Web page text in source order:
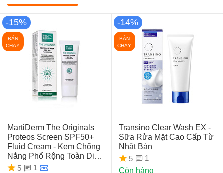
-15%
BÁN
CHẠY
MartiDerm The Originals
Proteos Screen SPF50+
Fluid Cream - Kem Chống
Nắng Phổ Rộng Toàn Diện
Ngừa Lão Hóa, Nám Da
5
1
-14%
BÁN
CHẠY
Transino Clear Wash EX -
Sữa Rửa Mặt Cao Cấp Từ
Nhật Bản
5
1
Còn hàng